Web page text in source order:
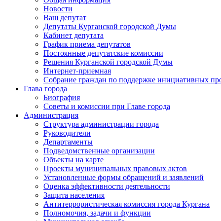
Новости
Ваш депутат
Депутаты Курганской городской Думы
Кабинет депутата
График приема депутатов
Постоянные депутатские комиссии
Решения Курганской городской Думы
Интернет-приемная
Собрание граждан по поддержке инициативных
Глава города
Биография
Советы и комиссии при Главе города
Администрация
Структура администрации города
Руководители
Департаменты
Подведомственные организации
Объекты на карте
Проекты муниципальных правовых актов
Установленные формы обращений и заявлений
Оценка эффективности деятельности
Защита населения
Антитеррористическая комиссия города Кургана
Полномочия, задачи и функции